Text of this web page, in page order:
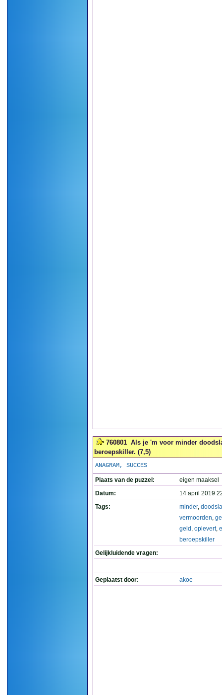
760801 Als je 'm voor minder
beroepskiller. (7,5)
ANAGRAM, SUCCES
Plaats van de puzzel:
eigen maaksel
Datum:
14 april 2019
Tags:
minder,
vermoorden,
geld , oplevert,
beroepskiller
Gelijkluidende vragen:
Geplaatst door: akoe